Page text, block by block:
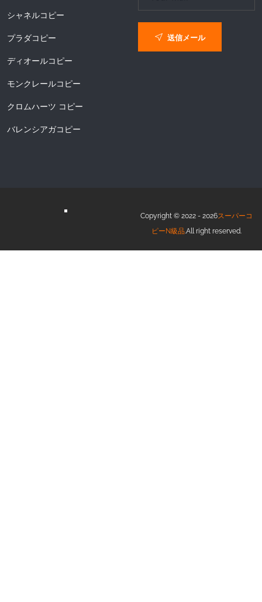
シャネルコピー
プラダコピー
ディオールコピー
モンクレールコピー
クロムハーツ コピー
バレンシアガコピー
送信メール
Copyright © 2022 - 2026スーパーコ
ピーN級品 .All right reserved.